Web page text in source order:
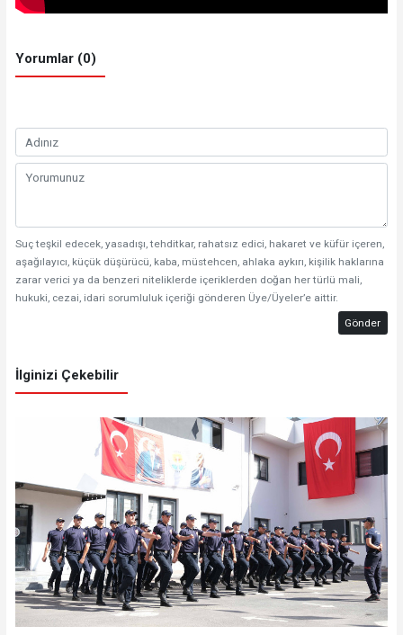
Yorumlar (0)
Suç teşkil edecek, yasadışı, tehditkar, rahatsız edici, hakaret ve küfür içeren,
aşağılayıcı, küçük düşürücü, kaba, müstehcen, ahlaka aykırı, kişilik haklarına
zarar verici ya da benzeri niteliklerde içeriklerden doğan her türlü mali,
hukuki, cezai, idari sorumluluk içeriği gönderen Üye/Üyeler’e aittir.
Gönder
İlginizi Çekebilir